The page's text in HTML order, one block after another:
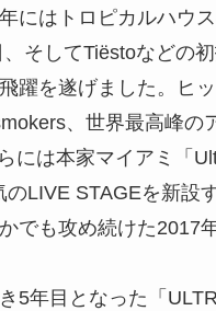
にはトロピカルハウ
そしてTiëstoなどの
躍を遂げました。ヒ
、世界最高峰の
には本家マイアミ「
LIVE STAGEを新設
でも攻め続けた2017年
5年目となった「